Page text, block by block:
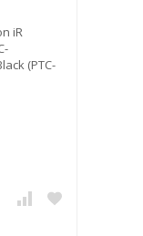
iR
(PTC-